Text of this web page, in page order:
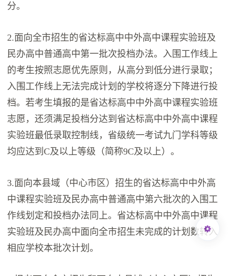
分。
2.面向全市招生的省达标高中中外高中课程实验班及
民办高中普通高中第一批次投档办法。入围工作线上
的考生按照志愿优先原则，从高分到低分进行录取；
入围工作线上无法完成计划的学校将逐分下降进行投
档。若考生填报的是省达标高中中外高中课程实验班
志愿，还须满足投档分达到省达标高中中外高中课程
实验班最低录取控制线，省级统一考试九门学科等级
均应达到C及以上等级（简称9C及以上）。
3.面向本县域（中心市区）招生的省达标高中中外高
中课程实验班及民办高中普通高中第六批次的入围工
作线划定和投档办法同上。省达标高中中外高中课程
实验班及民办高中面向全市招生未完成的计划数转入
相应学校本批次计划。